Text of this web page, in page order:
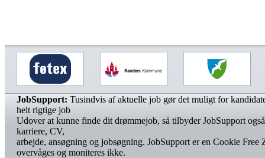
JobSupport: Tusindvis af aktuelle job gør det muligt for
helt rigtige job
Udover at kunne finde dit drømmejob, så tilbyder JobSupport
karriere, CV,
arbejde, ansøgning og jobsøgning. JobSupport er en Cookie Free
overvåges og moniteres ikke.